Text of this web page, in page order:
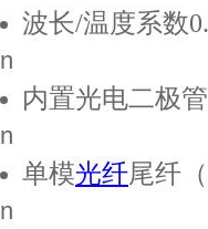
波长/温度系数
n
内置光电二极
n
单模光纤尾纤
n